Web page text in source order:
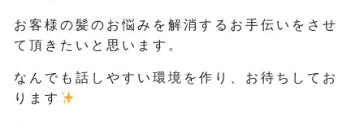
お客様の髪のお悩みを解消するお手伝いをさせ
て頂きたいと思います。
なんでも話しやすい環境を作り、お待ちしてお
ります